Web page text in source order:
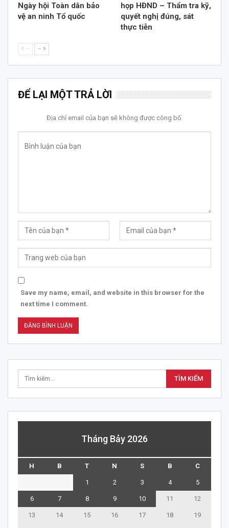
Ngày hội Toàn dân bảo
vệ an ninh Tổ quốc
họp HĐND – Thẩm tra kỹ,
quyết nghị đúng, sát
thực tiễn
-- --
ĐỂ LẠI MỘT TRẢ LỜI
Địa chỉ email của bạn sẽ không được công bố.
Save my name, email, and website in this browser for the
next time I comment.
Tháng Bảy 2026
H B T N S B C
1 2 3 4 5
6 7 8 9 10 11 12
13 14 15 16 17 18 19